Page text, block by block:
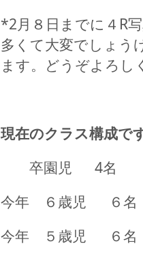
*2月８日までに４R
多くて大変でしょう
ます。どうぞよろし
現在のクラス構成で
卒園児
4
今年 ６歳児
６名
今年 ５歳児
６名